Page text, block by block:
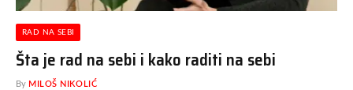
RAD NA SEBI
Šta je rad na sebi i kako raditi na sebi
By MILOŠ NIKOLIĆ